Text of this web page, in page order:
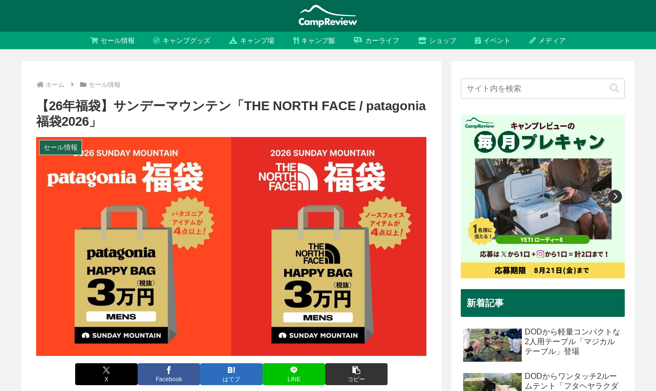
セール情報 キャンプグッズ キャンプ場 キャンプ飯 カーライフ ショップ イベント メディア
ホーム セール情報
【26年福袋】サンデーマウンテン「THE NORTH FACE / patagonia
福袋2026」
セール情報
X Facebook はてブ LINE コピー
新着記事
DODから軽量コンパクトな
2人用テーブル「マジカル
テーブル」登場
DODからワンタッチ2ルー
ムテント「フタヘヤラクダ